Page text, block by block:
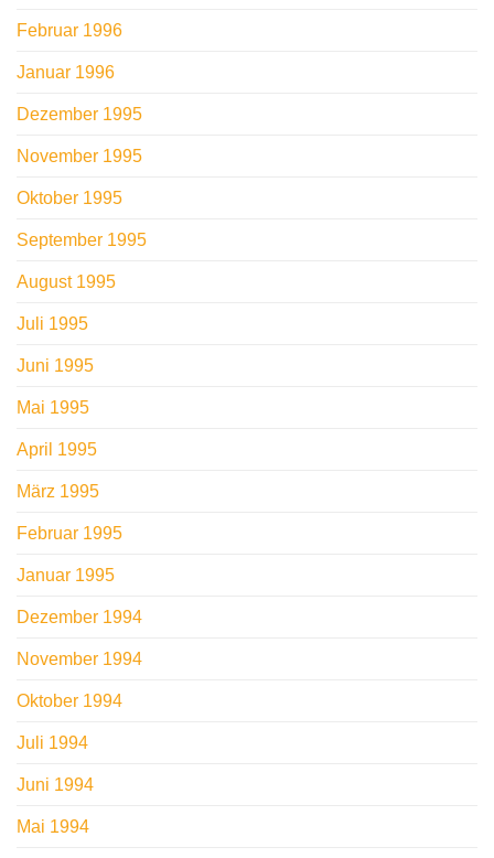
Februar 1996
Januar 1996
Dezember 1995
November 1995
Oktober 1995
September 1995
August 1995
Juli 1995
Juni 1995
Mai 1995
April 1995
März 1995
Februar 1995
Januar 1995
Dezember 1994
November 1994
Oktober 1994
Juli 1994
Juni 1994
Mai 1994